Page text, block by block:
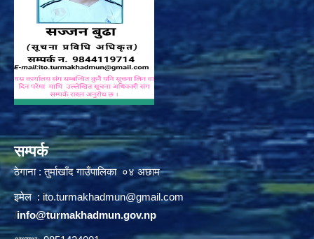
सम्पर्क
ठेगाना : तुर्माखाँद गाउँपालिका ०४ अछाम
इमेल : ito.turmakhadmun@gmail.com
/info@turmakhadmun.gov.np